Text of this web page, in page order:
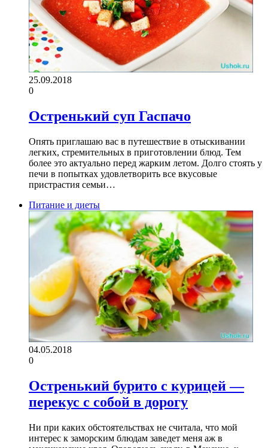
25.09.2018
0
Остренький суп Гаспачо
Опять приглашаю вас в путешествие в отыскивании
легких, стремительных в приготовлении блюд. Тем
более это актуально перед жарким летом. Долго стоять у
печи в попытках удовлетворить все вкусовые
пристрастия семьи…
Питание и диеты
04.05.2018
0
Остренький бурито с курицей —
перекус с собой в дорогу
Ни при каких обстоятельствах не считала, что мой
интерес к заморским блюдам заведет меня аж в